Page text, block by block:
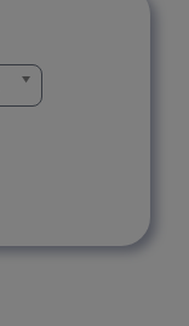
Sie aus --